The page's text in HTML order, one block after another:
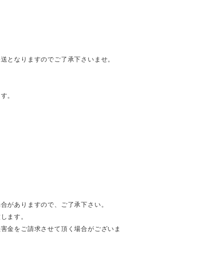
となりますのでご了承下さいませ。
。
ありますので、ご了承下さい。
ます。
金をご請求させて頂く場合がございま